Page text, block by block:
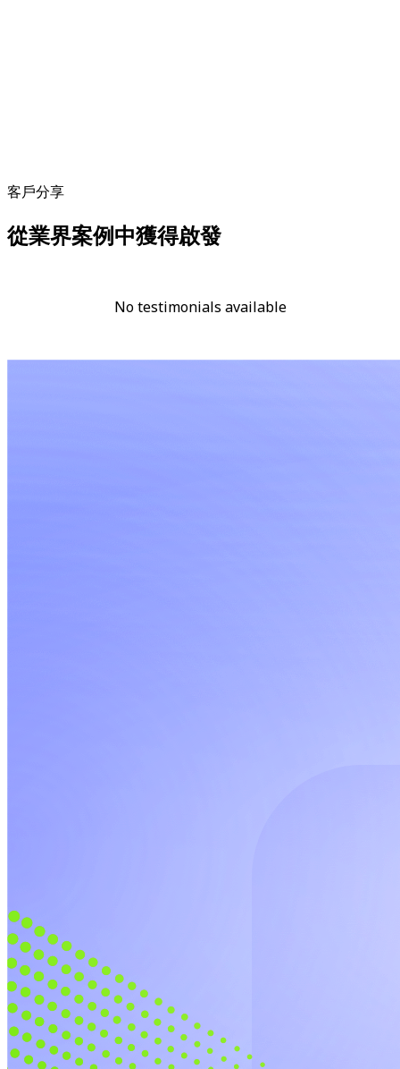
客戶分享
從業界案例中獲得啟發
No testimonials available